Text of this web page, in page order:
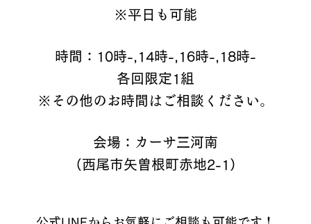
※平日も可能
時間：10時-,14時-,16時-,18時-
各回限定1組
※その他のお時間はご相談ください。
会場：カーサ三河南
（西尾市矢曽根町赤地2-1）